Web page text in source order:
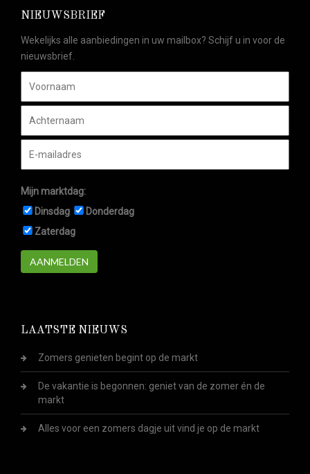
NIEUWSBRIEF
Wekelijks alle aanbiedingen in uw mailbox? Schijf u in voor de
nieuwsbrief.
Mijn marktdag:
Dinsdag
Donderdag
Zaterdag
AANMELDEN
LAATSTE NIEUWS
Zomers genieten begint op de markt
De vakantie is begonnen: geniet van de zomer én de
markt
Alles voor een zomers dagje uit vind je op de markt